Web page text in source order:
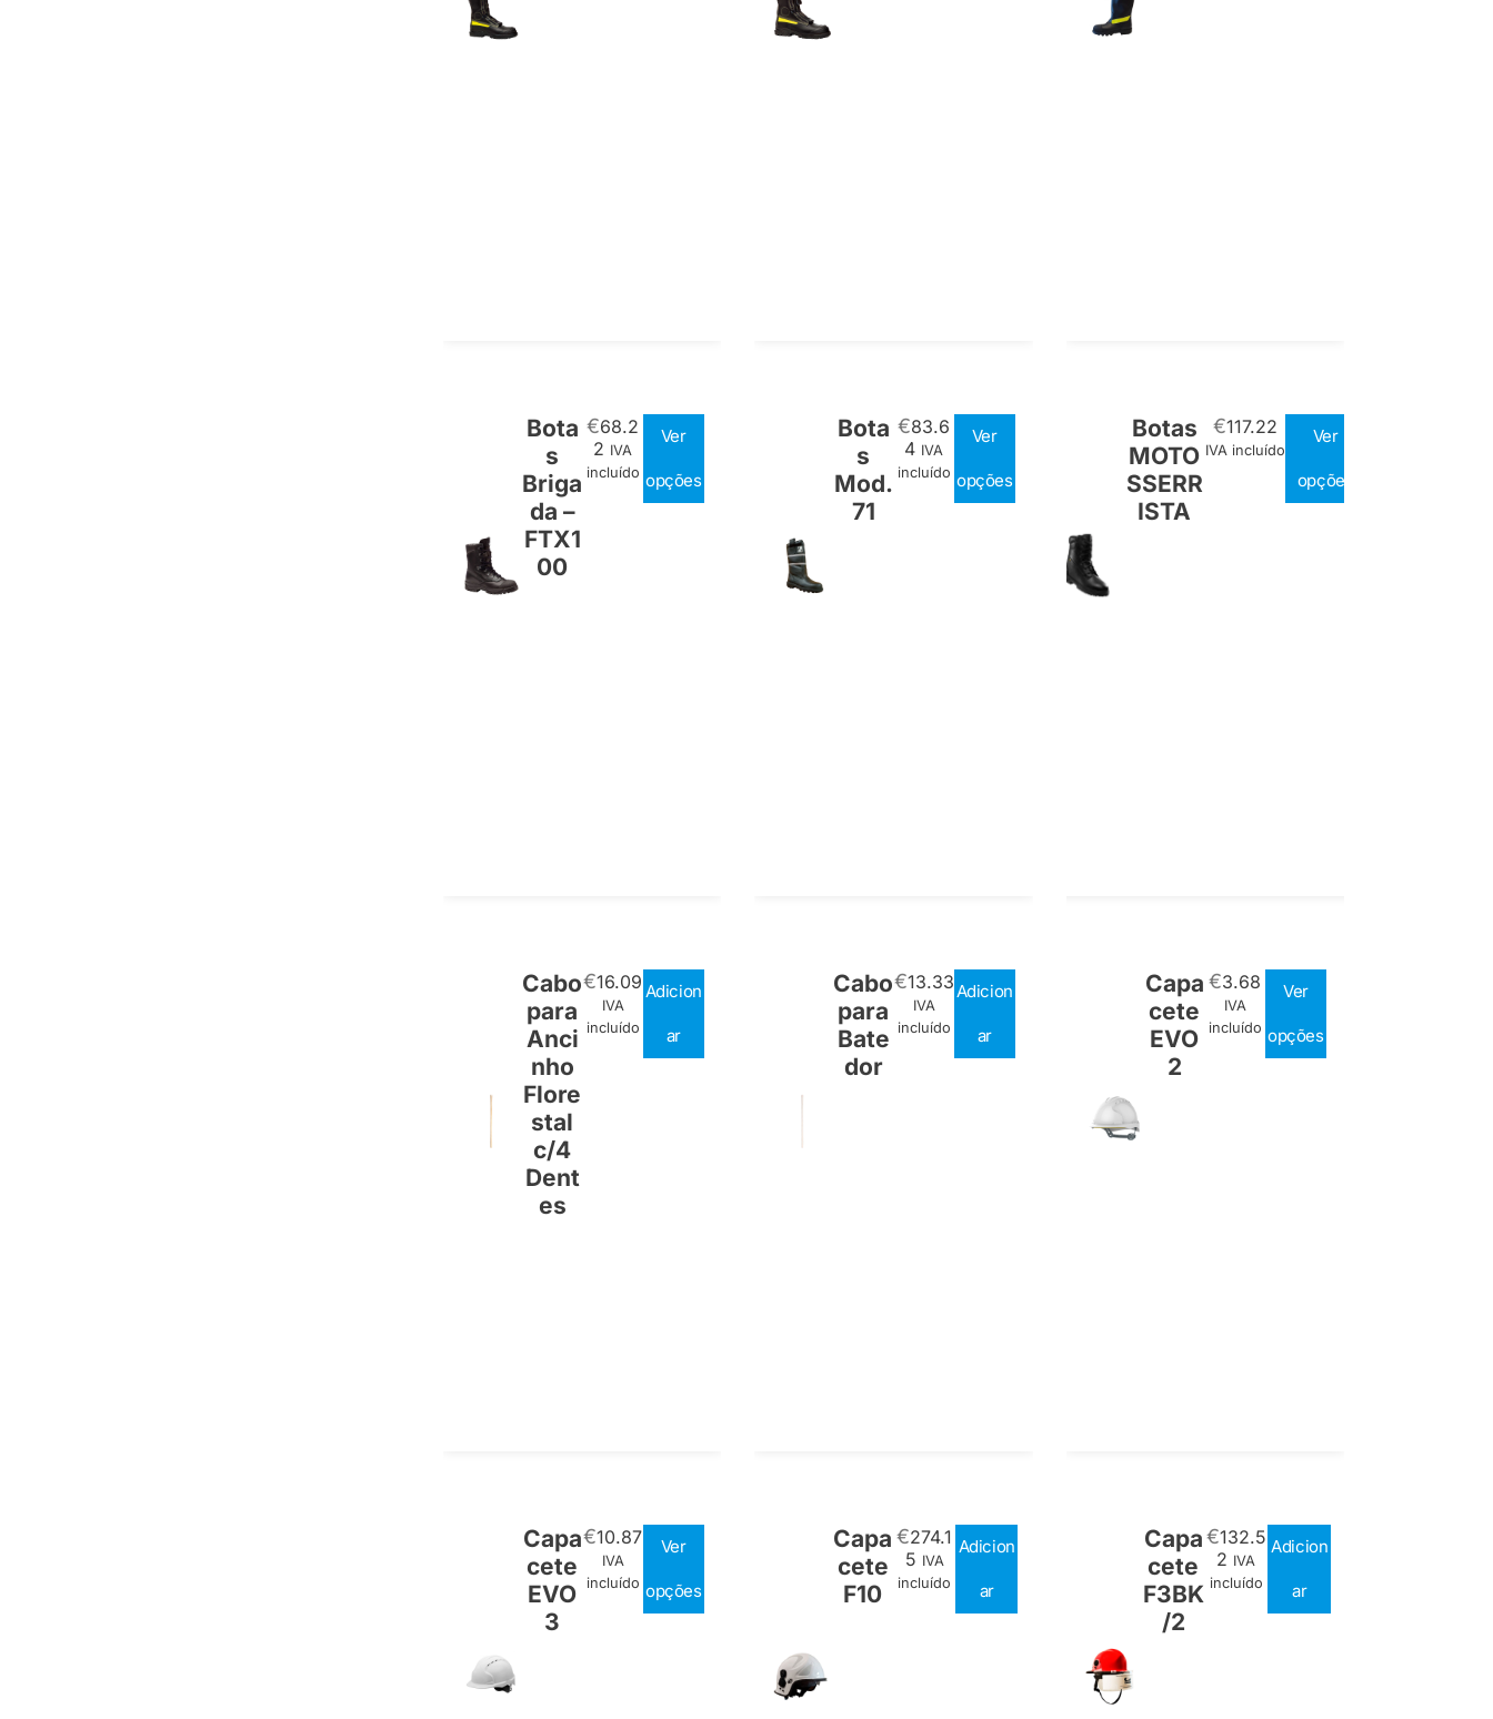
Bota
s
Briga
da –
FTX1
00
€68.2
2 IVA
incluído
Ver
opções
Bota
s
Mod.
71
€83.6
4 IVA
incluído
Ver
opções
Botas
MOTO
SSERR
ISTA
€117.22
IVA incluído
Ver
opções
Cabo
para
Anci
nho
Flore
stal
c/4
Dent
es
€16.09
IVA
incluído
Adicion
ar
Cabo
para
Bate
dor
€13.33
IVA
incluído
Adicion
ar
Capa
cete
EVO
2
€3.68
IVA
incluído
Ver
opções
Capa
cete
EVO
3
€10.87
IVA
incluído
Ver
opções
Capa
cete
F10
€274.1
5 IVA
incluído
Adicion
ar
Capa
cete
F3BK
/2
€132.5
2 IVA
incluído
Adicion
ar